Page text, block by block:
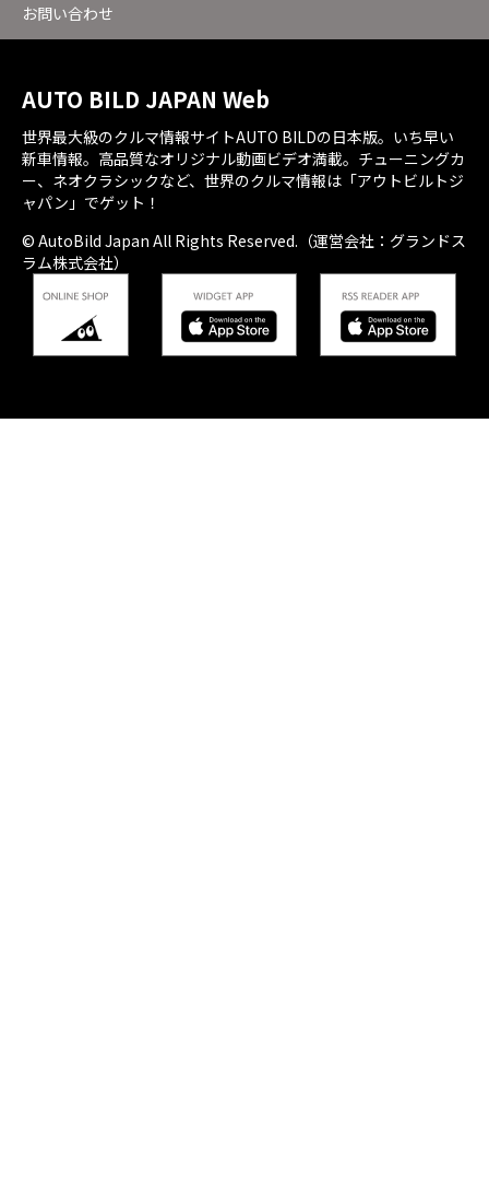
お問い合わせ
AUTO BILD JAPAN Web
世界最大級のクルマ情報サイトAUTO BILDの日本版。いち早い
新車情報。高品質なオリジナル動画ビデオ満載。チューニングカ
ー、ネオクラシックなど、世界のクルマ情報は「アウトビルトジ
ャパン」でゲット！
© AutoBild Japan All Rights Reserved.（運営会社：グランドス
ラム株式会社）